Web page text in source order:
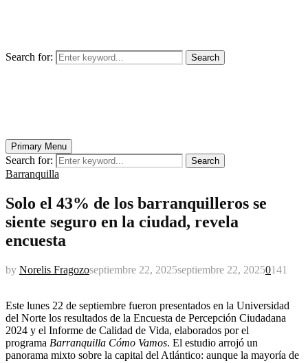
Search for: Search
Primary Menu
Search for: Search
Barranquilla
Solo el 43% de los barranquilleros se
siente seguro en la ciudad, revela
encuesta
by Norelis Fragozoseptiembre 22, 2025septiembre 22, 20250141
Este lunes 22 de septiembre fueron presentados en la Universidad
del Norte los resultados de la Encuesta de Percepción Ciudadana
2024 y el Informe de Calidad de Vida, elaborados por el
programa Barranquilla Cómo Vamos. El estudio arrojó un
panorama mixto sobre la capital del Atlántico: aunque la mayoría de